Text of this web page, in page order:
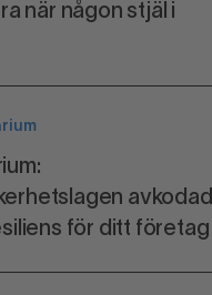
när någon stjäl i
avkodad
för ditt företag